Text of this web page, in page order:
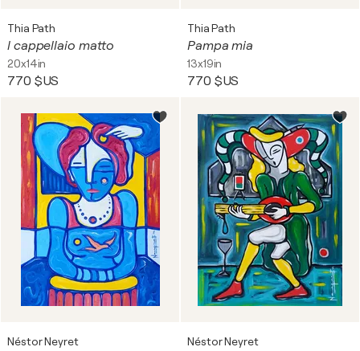
Thia Path
l cappellaio matto
20x14in
770 $US
Thia Path
Pampa mia
13x19in
770 $US
Néstor Neyret Néstor Neyret